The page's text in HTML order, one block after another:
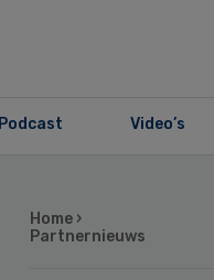
Podcast Video’s
Home ›
Partnernieuws